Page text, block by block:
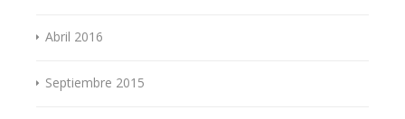
Abril 2016
Septiembre 2015